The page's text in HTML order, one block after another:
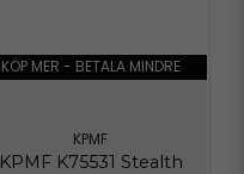
KÖP MER - BETALA MINDRE
KPMF
KPMF K75531 Stealth